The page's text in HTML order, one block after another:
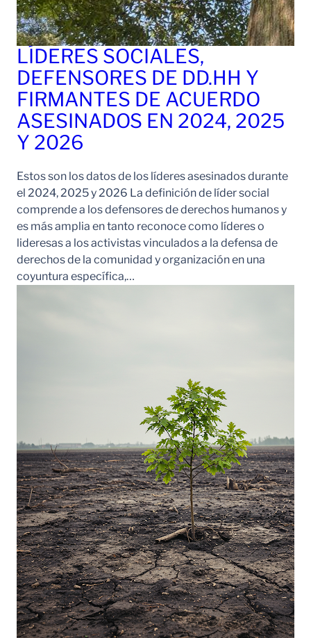
LÍDERES SOCIALES,
DEFENSORES DE DD.HH Y
FIRMANTES DE ACUERDO
ASESINADOS EN 2024, 2025
Y 2026
Estos son los datos de los líderes asesinados durante
el 2024, 2025 y 2026 La definición de líder social
comprende a los defensores de derechos humanos y
es más amplia en tanto reconoce como líderes o
lideresas a los activistas vinculados a la defensa de
derechos de la comunidad y organización en una
coyuntura específica,…